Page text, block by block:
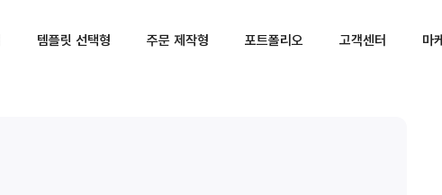
템플릿 선택형 주문 제작형 포트폴리오 고객센터 마